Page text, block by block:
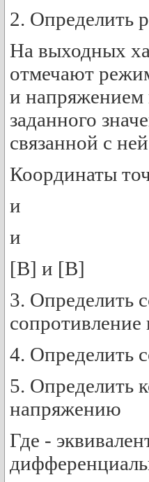
2. Определить
На выходных
отмечают
и напряжением
заданного
связанной с
Координаты
и
и
[B] и [B]
3. Определить
сопротивление
4. Определить
5. Определить
напряжению
Где -